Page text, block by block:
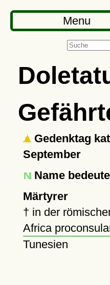
Menu
Gedenktag
September
Name
Märtyrer
† in der
Africa
Tunesien